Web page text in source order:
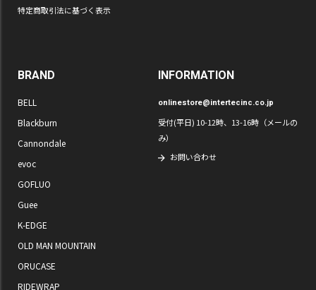
特定商取引法に基づく表示
BRAND
BELL
Blackburn
Cannondale
evoc
GOFLUO
Guee
K-EDGE
OLD MAN MOUNTAIN
ORUCASE
RIDEWRAP
INFORMATION
onlinestore@intertecinc.co.jp
受付(平日) 10-12時、13-16時（メールの
み）
お問い合わせ